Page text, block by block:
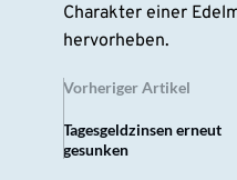
Charakter einer
hervorheben.
Vorheriger Artikel
Tagesgeldzinsen erneut
gesunken